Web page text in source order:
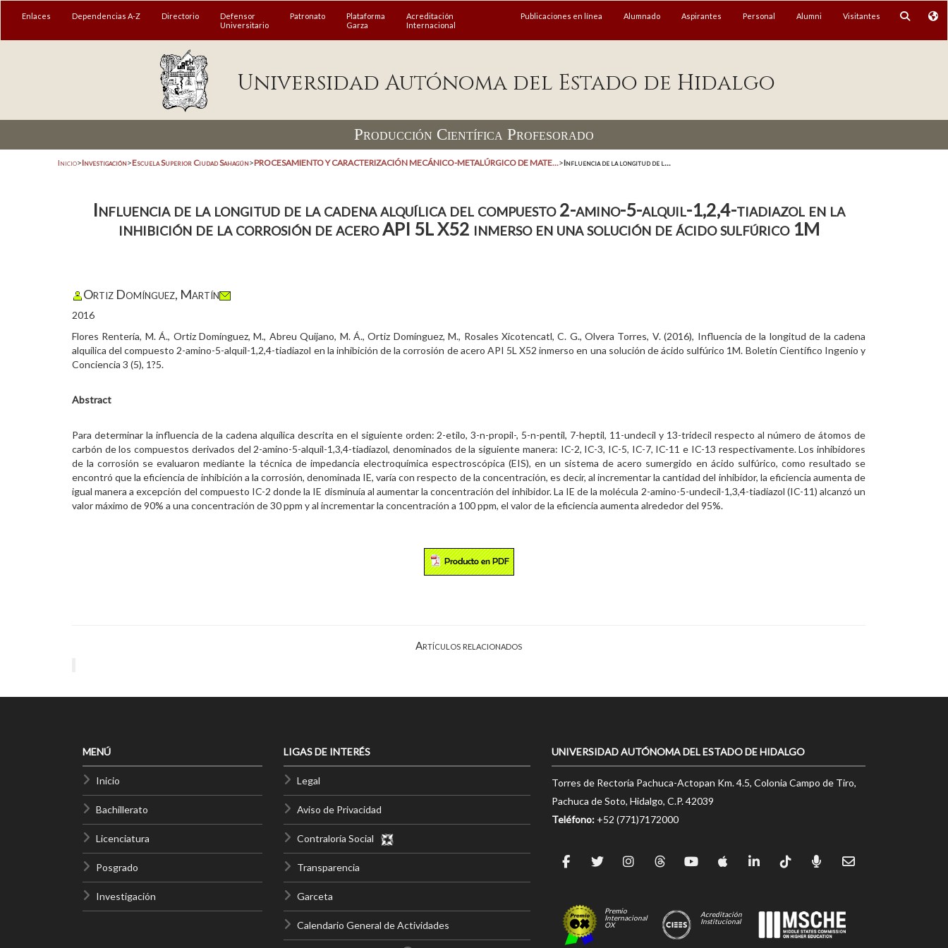
Enlaces Dependencias A-Z Directorio
Defensor
Universitario
Patronato
Plataforma
Garza
Acreditación
Internacional
Publicaciones en línea Alumnado Aspirantes Personal Alumni Visitantes
Universidad Autónoma del Estado de Hidalgo
Producción Científica Profesorado
Inicio>Investigación>Escuela Superior Ciudad Sahagún>PROCESAMIENTO Y CARACTERIZACIÓN MECÁNICO-METALÚRGICO DE MATE...>Influencia de la longitud de l...
Influencia de la longitud de la cadena alquílica del compuesto 2-amino-5-alquil-1,2,4-tiadiazol en la
inhibición de la corrosión de acero API 5L X52 inmerso en una solución de ácido sulfúrico 1M
Ortiz Domínguez, Martín
2016
Flores Rentería, M. Á., Ortiz Domínguez, M., Abreu Quijano, M. Á., Ortiz Domínguez, M., Rosales Xicotencatl, C. G., Olvera Torres, V. (2016), Influencia de la longitud de la cadena
alquílica del compuesto 2-amino-5-alquil-1,2,4-tiadiazol en la inhibición de la corrosión de acero API 5L X52 inmerso en una solución de ácido sulfúrico 1M. Boletín Científico Ingenio y
Conciencia 3 (5), 1?5.
Abstract
Para determinar la influencia de la cadena alquílica descrita en el siguiente orden: 2-etilo, 3-n-propil-, 5-n-pentil, 7-heptil, 11-undecil y 13-tridecil respecto al número de átomos de
carbón de los compuestos derivados del 2-amino-5-alquil-1,3,4-tiadiazol, denominados de la siguiente manera: IC-2, IC-3, IC-5, IC-7, IC-11 e IC-13 respectivamente. Los inhibidores
de la corrosión se evaluaron mediante la técnica de impedancia electroquímica espectroscópica (EIS), en un sistema de acero sumergido en ácido sulfúrico, como resultado se
encontró que la eficiencia de inhibición a la corrosión, denominada IE, varía con respecto de la concentración, es decir, al incrementar la cantidad del inhibidor, la eficiencia aumenta de
igual manera a excepción del compuesto IC-2 donde la IE disminuía al aumentar la concentración del inhibidor. La IE de la molécula 2-amino-5-undecil-1,3,4-tiadiazol (IC-11) alcanzó un
valor máximo de 90% a una concentración de 30 ppm y al incrementar la concentración a 100 ppm, el valor de la eficiencia aumenta alrededor del 95%.
Artículos relacionados
MENÚ
Inicio
Bachillerato
Licenciatura
Posgrado
Investigación
LIGAS DE INTERÉS
Legal
Aviso de Privacidad
Contraloría Social
Transparencia
Garceta
Calendario General de Actividades
UNIVERSIDAD AUTÓNOMA DEL ESTADO DE HIDALGO
Torres de Rectoría Pachuca-Actopan Km. 4.5, Colonia Campo de Tiro,
Pachuca de Soto, Hidalgo, C.P. 42039
Teléfono: +52 (771)7172000
Premio
Internacional
OX
Acreditación
Institucional